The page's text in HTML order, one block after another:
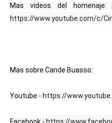
Mas videos del
https://www.youtube.com/c/
Mas sobre Cande Buasso:
Youtube - https://